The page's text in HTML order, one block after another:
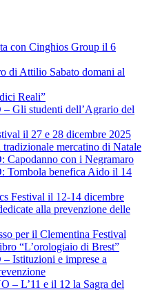
con Cinghios Group il 6
di Attilio Sabato domani al
Reali”
Gli studenti dell’Agrario del
il 27 e 28 dicembre 2025
mercatino di Natale
con i Negramaro
benefica Aido il 14
Festival il 12-14 dicembre
alla prevenzione delle
per il Clementina Festival
“L’orologiaio di Brest”
Istituzioni e imprese a
L’11 e il 12 la Sagra del